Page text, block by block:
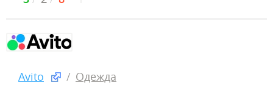
Avito Одежда